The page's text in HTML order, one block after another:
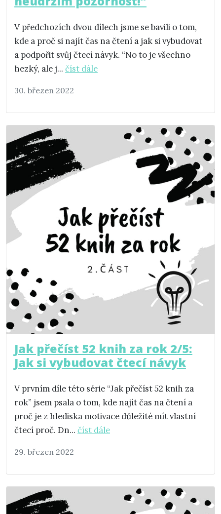
V předchozích dvou dílech jsme se bavili o tom,
kde a proč si najít čas na čtení a jak si vybudovat
a podpořit svůj čtecí návyk. “No to je všechno
hezký, ale j... číst dále
30. březen 2022
Jak přečíst 52 knih za rok 2/5:
Jak si vybudovat čtecí návyk
V prvním díle této série “Jak přečíst 52 knih za
rok” jsem psala o tom, kde najít čas na čtení a
proč je z hlediska motivace důležité mít vlastní
čtecí proč. Dn... číst dále
29. březen 2022